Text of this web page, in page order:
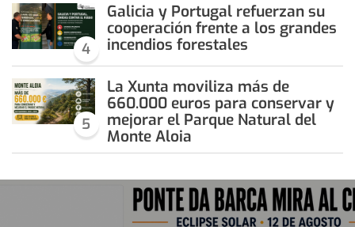
4
Galicia y Portugal refuerzan su
cooperación frente a los grandes
incendios forestales
5
La Xunta moviliza más de
660.000 euros para conservar y
mejorar el Parque Natural del
Monte Aloia